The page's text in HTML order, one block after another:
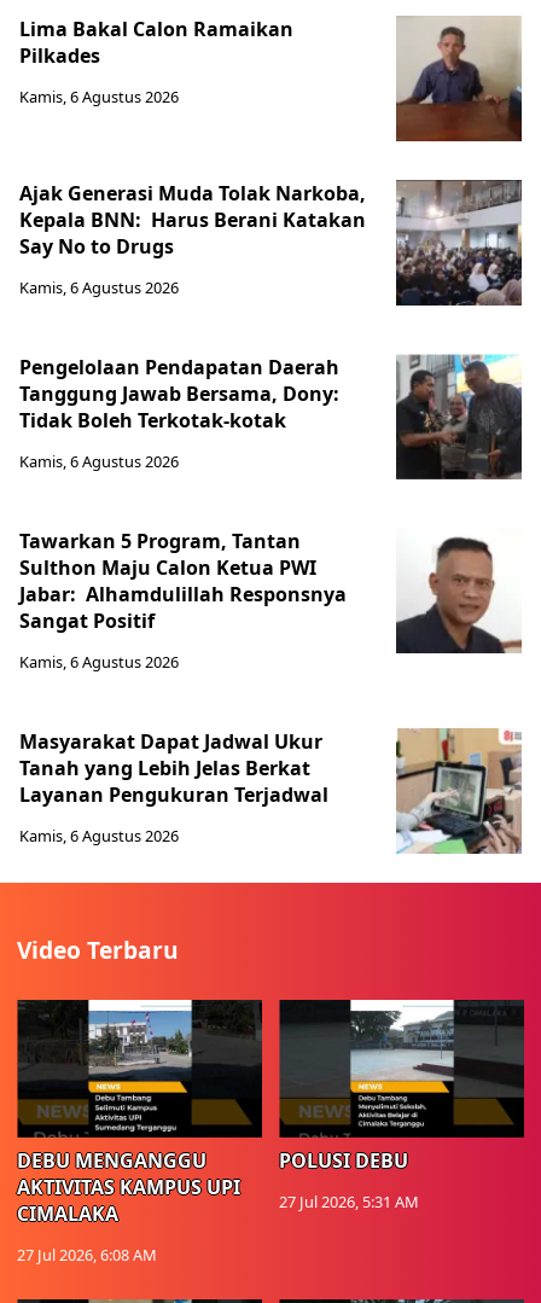
Lima Bakal Calon Ramaikan
Pilkades
Kamis, 6 Agustus 2026
Ajak Generasi Muda Tolak Narkoba,
Kepala BNN: Harus Berani Katakan
Say No to Drugs
Kamis, 6 Agustus 2026
Pengelolaan Pendapatan Daerah
Tanggung Jawab Bersama, Dony:
Tidak Boleh Terkotak-kotak
Kamis, 6 Agustus 2026
Tawarkan 5 Program, Tantan
Sulthon Maju Calon Ketua PWI
Jabar: Alhamdulillah Responsnya
Sangat Positif
Kamis, 6 Agustus 2026
Masyarakat Dapat Jadwal Ukur
Tanah yang Lebih Jelas Berkat
Layanan Pengukuran Terjadwal
Kamis, 6 Agustus 2026
Video Terbaru
DEBU MENGANGGU
AKTIVITAS KAMPUS UPI
CIMALAKA
27 Jul 2026, 6:08 AM
POLUSI DEBU
27 Jul 2026, 5:31 AM